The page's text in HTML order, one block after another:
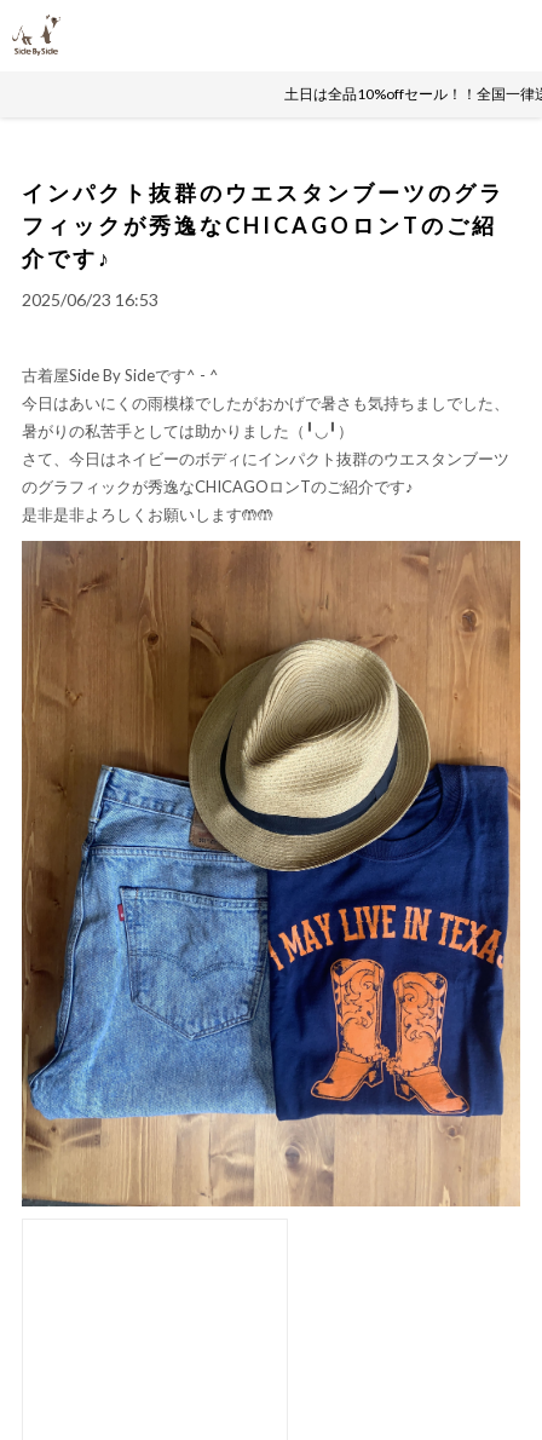
土日は全品10%offセール！！全国一
インパクト抜群のウエスタンブーツのグラ
フィックが秀逸なCHICAGOロンTのご紹
介です♪
2025/06/23 16:53
古着屋Side By Sideです^ - ^
今日はあいにくの雨模様でしたがおかげで暑さも気持ちましでした、
暑がりの私苦手としては助かりました（╹◡╹）
さて、今日はネイビーのボディにインパクト抜群のウエスタンブーツ
のグラフィックが秀逸なCHICAGOロンTのご紹介です♪
是非是非よろしくお願いします🤲🤲